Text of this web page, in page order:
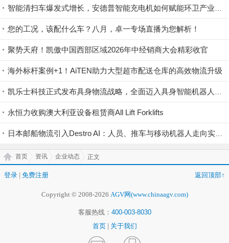
智能清扫车爆发式增长，安德普智能充电机如何赋能环卫产业升级？
您的工况，该配什么车？八月，卓一专场直播为您解析！
聚势天府！凯傲中国西部区域2026年中经销商大会精彩收官
海外标杆案例+1！AiTEN助力大型超市配送仓库的高效物流升级
凯乐士科技正式发布具身物流战略，全面迈入具身智能机器人领域
永恒力收购澳大利亚设备租赁商All Lift Forklifts
日本邮船物流引入Destro AI：人员、推车与移动机器人走向实时协同
首页 资讯 企业动态 正文
登录 免费注册 返回顶部↑
Copyright © 2008-2026 AGV网(www.chinaagv.com)
客服热线： 400-003-8030
首页
关于我们